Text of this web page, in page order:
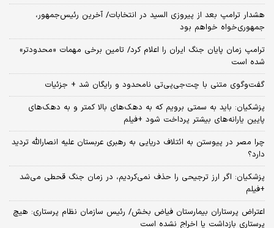
هشدار ترامپ بعد از پیروزی السید در انتخابات/ آخرین رئیس‌جمهور،
جمهوری‌خواه خواهم بود
ترامپ زمان پایان جنگ ایران را اعلام کرد/ تامین برخی مهمات «محدودتر»
شده است
گفت‌وگوی متنی با چت‌جی‌پی‌تی نامحدود و رایگان شد + جزئیات
پزشکیان: باید به سمتی برویم که به دهک‌های بالا کمتر و به دهک‌های
پایین یارانه‌های بیشتر پرداخت شود +فیلم
چرا مصر در پیوستن به ائتلاف دریایی به رهبری عربستان علیه انصارالله تردید
دارد؟
پزشکیان: اگر ارز ترجیحی را حذف نمی‌کردیم، در زمان جنگ قحطی می‌شد
+فیلم
اعتراض پرستاران بیمارستان فیاض بخش/ رئیس سازمان نظام پرستاری: هیچ
پرستاری بازداشت یا اخراج نشده است